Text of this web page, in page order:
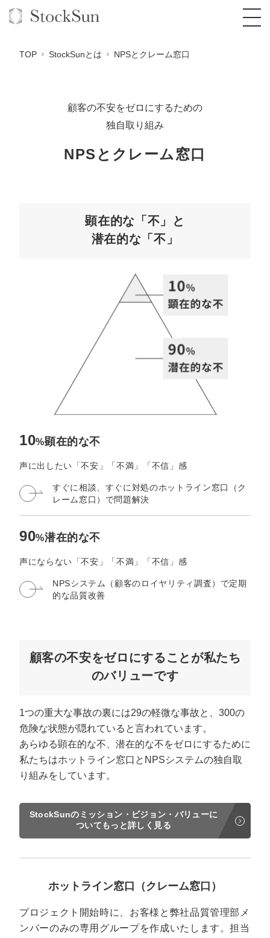
オーダーメイド支援
コンサルタント一覧
定額制Webマーケティング代行『マキトルく
定額制採用代行・RPO『トルトルくん』
定額LINE運用代行『LINEマキトルくん』
オリジナルサービス
拡散付1日密着動画制作『まるごと社長』
1本無料で記事を制作『SEOトライアル』
定額制LP制作・改善『最強LP』
採用YouTubeチャンネル構築『トリトル』
YouTubeディレクター
ミッション・ビジョン・バリュー
代表メッセージ（岩野圭佑）
取締役メッセージ（株本祐己）
認定パートナー
動画ディレクター
営業
インターン
正社員
マーケマネージャー
常勤監査役
募集要項一覧
TOP StockSunとは NPSとクレーム窓口
顧客の不安をゼロにするための
独自取り組み
NPSとクレーム窓口
顕在的な「不」と
潜在的な「不」
10%顕在的な不
声に出したい「不安」「不満」「不信」感
すぐに相談、すぐに対処のホットライン窓口（ク
レーム窓口）で問題解決
90%潜在的な不
声にならない「不安」「不満」「不信」感
NPSシステム（顧客のロイヤリティ調査）で定期
的な品質改善
顧客の不安をゼロにすることが私たち
のバリューです
1つの重大な事故の裏には29の軽微な事故と、300の
危険な状態が隠れていると言われています。
あらゆる顕在的な不、潜在的な不をゼロにするために
私たちはホットライン窓口とNPSシステムの独自取
り組みをしています。
StockSunのミッション・ビジョン・バリューに
ついてもっと詳しく見る
ホットライン窓口（クレーム窓口）
プロジェクト開始時に、お客様と弊社品質管理部メ
ンバーのみの専用グループを作成いたします。担当